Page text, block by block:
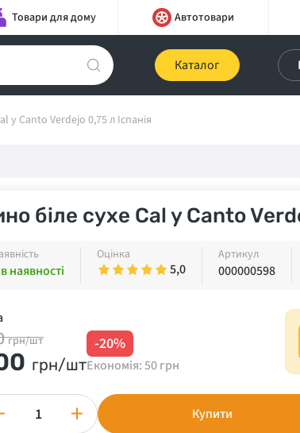
Товари для дому Автотовари
Каталог
y Canto Verdejo 0,75 л Іспанія
біле сухе Cal y Canto
наявності
Оцінка
5,0
Артикул
000000598
грн/шт
грн/шт
-20%
Економія: 50 грн
+ Купити